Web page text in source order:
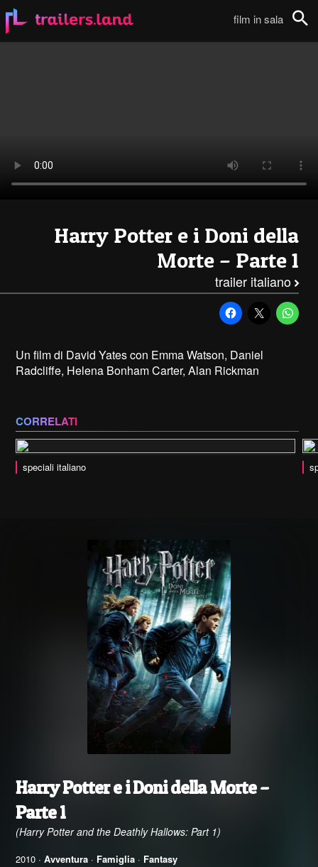
film in sala
Harry Potter e i Doni della
Morte – Parte 1
trailer italiano
Un film di David Yates con Emma Watson, Daniel
Radcliffe, Helena Bonham Carter, Alan Rickman
CORRELATI
speciali italiano
Harry Potter e i Doni della Morte –
Parte 1
(Harry Potter and the Deathly Hallows: Part 1)
2010 · Avventura · Famiglia · Fantasy